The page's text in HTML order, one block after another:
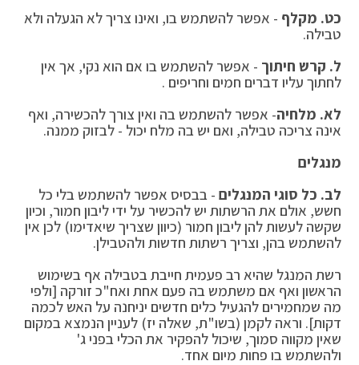
כט. מקלף - אפשר להשתמש בו, ואינו צריך לא הגעלה ולא
טבילה.
ל. קרש חיתוך - אפשר להשתמש בו אם הוא נקי, אך אין
לחתוך עליו דברים חמים וחריפים .
לא. מלחיה- אפשר להשתמש בה ואין צורך להכשירה, ואף
אינה צריכה טבילה, ואם יש בה מלח יכול - לבזוק ממנה.
מנגלים
לב. כל סוגי המנגלים - בבסיס אפשר להשתמש בלי כל
חשש, אולם את הרשתות יש להכשיר על ידי ליבון חמור, וכיון
שקשה לעשות להן ליבון חמור (כיוון שצריך שיאדימו) לכן אין
להשתמש בהן, וצריך רשתות חדשות ולהטבילן.
רשת המנגל שהיא רב פעמית חייבת בטבילה אף בשימוש
הראשון ואף אם משתמש בה פעם אחת ואח"כ זורקה [ולפי
מה שמחמירים להגעיל כלים חדשים יניחנה על האש לכמה
דקות]. וראה לקמן (בשו"ת, שאלה יז) לעניין הנמצא במקום
שאין מקווה סמוך, שיכול להפקיר את הכלי בפני ג'
ולהשתמש בו פחות מיום אחד.